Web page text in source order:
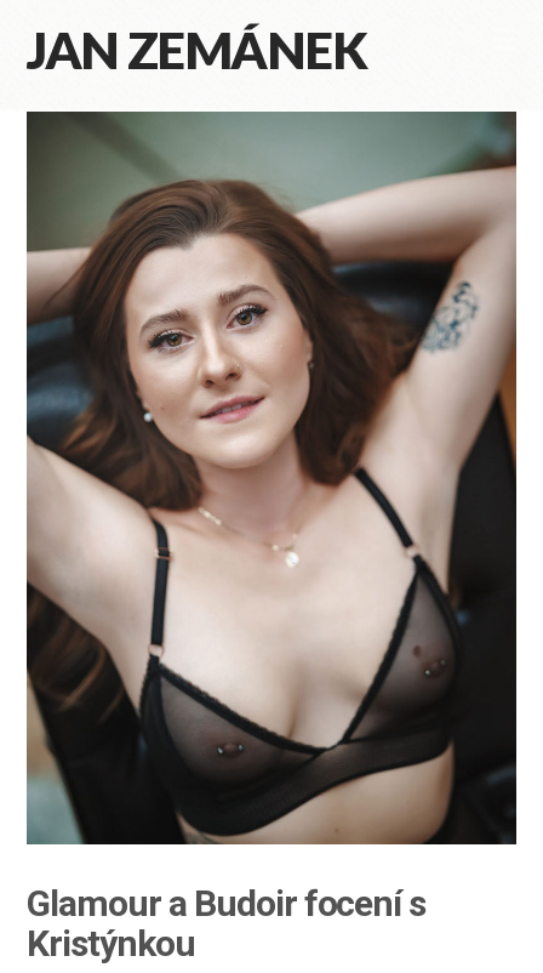
JAN ZEMÁNEK
Glamour a Budoir focení s
Kristýnkou